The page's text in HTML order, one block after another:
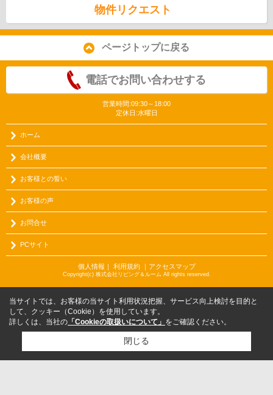
物件リクエスト
ページトップに戻る
電話でお問い合わせする
営業時間:09:30～18:00
定休日:水曜日
ホーム
会社概要
お客様との誓い
お客様の声
お問合せ
PCサイト
個人情報 利用規約｜ アクセスマップ
Copyright(c) 株式会社リビング＆ルーム All rights reserved.
当サイトでは、お客様の当サイト利用状況把握、サービス向上検討を目的と
して、クッキー（Cookie）を使用しています。
詳しくは、当社の 「Cookieの取扱いについて」 をご確認ください。
閉じる